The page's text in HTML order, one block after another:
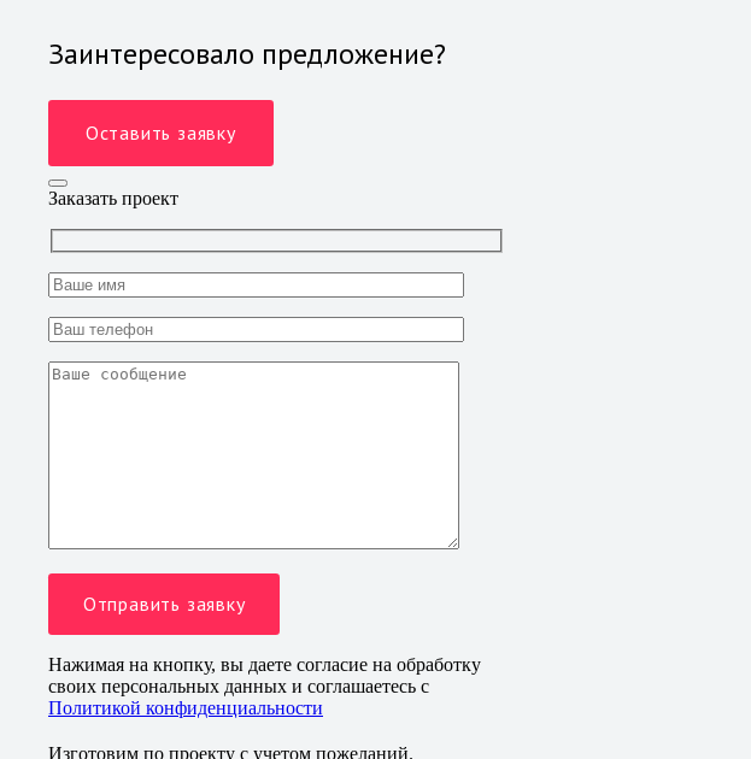
Заинтересовало предложение?
Оставить заявку
Заказать проект
Нажимая на кнопку, вы даете согласие на обработку
своих персональных данных и соглашаетесь с
Политикой конфиденциальности
Изготовим по проекту с учетом пожеланий.